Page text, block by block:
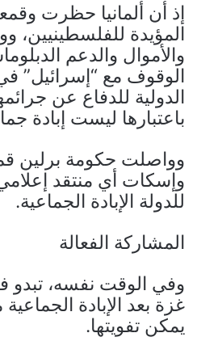
إذ أن ألمانيا حظرت
المؤيدة للفلسطينيين،
والأموال والدعم
الوقوف مع “إسرائيل”
الدولية للدفاع عن
باعتبارها ليست إبادة
وواصلت حكومة برلين
وإسكات أي منتقد
للدولة الإبادة الجماعية.
المشاركة الفعالة
وفي الوقت نفسه، تبدو
غزة بعد الإبادة
يمكن تفويتها.